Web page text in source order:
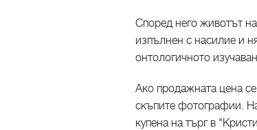
Според него животът
изпълнен с насилие и
онтологичното
Ако продажната цена
скъпите фотографии.
купена на търг в